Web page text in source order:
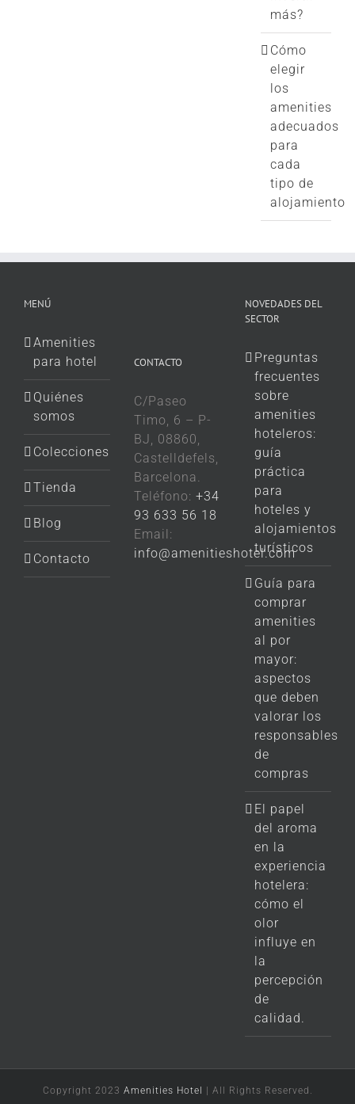
más?
Cómo
elegir
los
amenities
adecuados
para
cada
tipo de
alojamiento
MENÚ
Amenities
para hotel
Quiénes
somos
Colecciones
Tienda
Blog
Contacto
CONTACTO
C/Paseo
Timo, 6 – P-
BJ, 08860,
Castelldefels,
Barcelona.
Teléfono:+34
93 633 56 18
Email:
info@amenitieshotel.com
NOVEDADES DEL
SECTOR
Preguntas
frecuentes
sobre
amenities
hoteleros:
guía
práctica
para
hoteles y
alojamientos
turísticos
Guía para
comprar
amenities
al por
mayor:
aspectos
que deben
valorar los
responsables
de
compras
El papel
del aroma
en la
experiencia
hotelera:
cómo el
olor
influye en
la
percepción
de
calidad.
Copyright 2023 Amenities Hotel | All Rights Reserved.